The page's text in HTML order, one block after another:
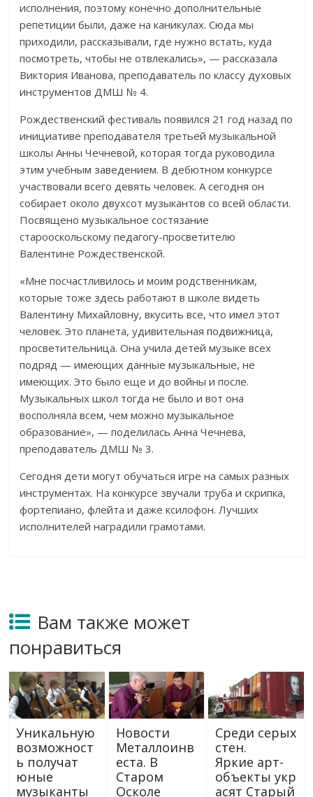
исполнения, поэтому конечно дополнительные
репетиции были, даже на каникулах. Сюда мы
приходили, рассказывали, где нужно встать, куда
посмотреть, чтобы не отвлекались», — рассказала
Виктория Иванова, преподаватель по классу духовых
инструментов ДМШ № 4.
Рождественский фестиваль появился 21 год назад по
инициативе преподавателя третьей музыкальной
школы Анны Чечневой, которая тогда руководила
этим учебным заведением. В дебютном конкурсе
участвовали всего девять человек. А сегодня он
собирает около двухсот музыкантов со всей области.
Посвящено музыкальное состязание
старооскольскому педагогу-просветителю
Валентине Рождественской.
«Мне посчастливилось и моим родственникам,
которые тоже здесь работают в школе видеть
Валентину Михайловну, вкусить все, что имел этот
человек. Это планета, удивительная подвижница,
просветительница. Она учила детей музыке всех
подряд — имеющих данные музыкальные, не
имеющих. Это было еще и до войны и после.
Музыкальных школ тогда не было и вот она
восполняла всем, чем можно музыкальное
образование», — поделилась Анна Чечнева,
преподаватель ДМШ № 3.
Сегодня дети могут обучаться игре на самых разных
инструментах. На конкурсе звучали труба и скрипка,
фортепиано, флейта и даже ксилофон. Лучших
исполнителей наградили грамотами.
Вам также может
понравиться
Уникальную
возможност
ь получат
юные
музыканты
Новости
Металлоинв
еста. В
Старом
Осколе
Среди серых
стен.
Яркие арт-
объекты укр
асят Старый